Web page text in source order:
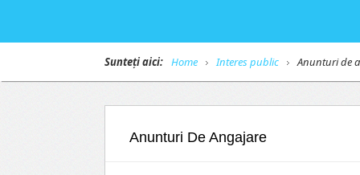
Sunteți aici: Home Interes public Anunturi de
Anunturi De Angajare